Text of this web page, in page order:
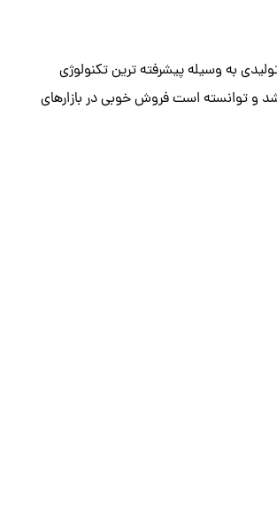
به وسیله پیشرفته ترین تکنولوژی
و توانسته است فروش خوبی در بازارهای